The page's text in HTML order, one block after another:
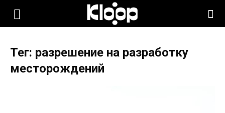
KLOOP.KG
Тег: разрешение на разработку
месторождений